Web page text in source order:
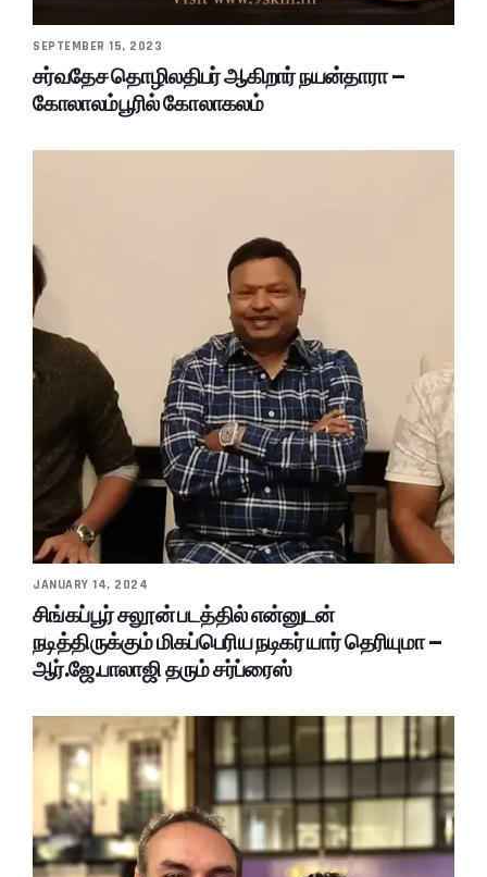
SEPTEMBER 15, 2023
சர்வதேச தொழிலதிபர் ஆகிறார் நயன்தாரா –
கோலாலம்பூரில் கோலாகலம்
JANUARY 14, 2024
சிங்கப்பூர் சலூன் படத்தில் என்னுடன்
நடித்திருக்கும் மிகப்பெரிய நடிகர் யார் தெரியுமா –
ஆர்.ஜே.பாலாஜி தரும் சர்ப்ரைஸ்